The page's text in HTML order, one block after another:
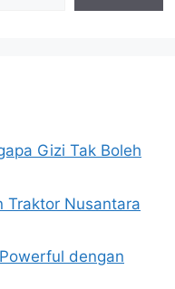
Gizi Tak Boleh
Traktor Nusantara
dengan